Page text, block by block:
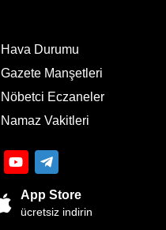
Hava Durumu
Gazete Manşetleri
Nöbetci Eczaneler
Namaz Vakitleri
App Store
ücretsiz indirin